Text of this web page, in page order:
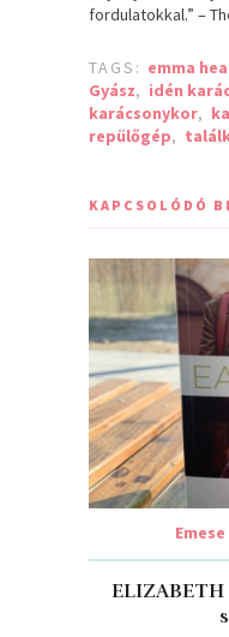
fordulatokkal.” –
TAGS: emma
Gyász, idén
karácsonykor,
repülőgép,
KAPCSOLÓDÓ
Emese